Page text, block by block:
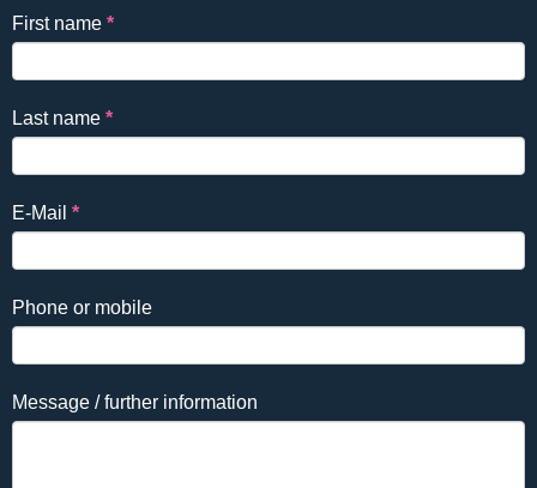
Mensch
bist,
Feld
First name *
Last name *
E-Mail *
Phone or mobile
Message / further information